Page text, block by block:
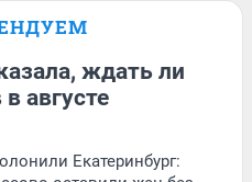
ждать ли
августе
Екатеринбург: